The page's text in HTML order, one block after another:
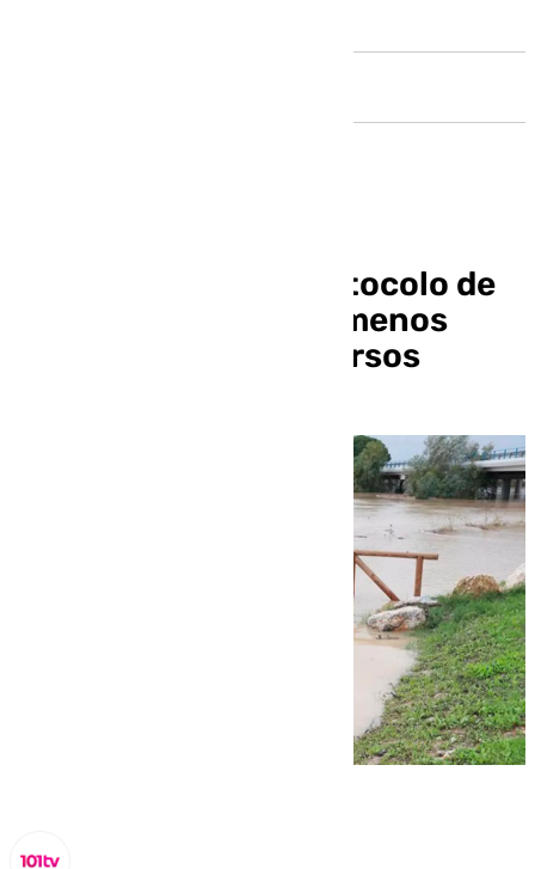
Jerez elabora un protocolo de
actuación ante fenómenos
meteorológicos adversos